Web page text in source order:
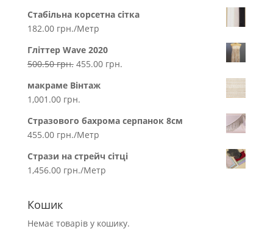
Стабільна корсетна сітка
182.00 грн./Метр
Гліттер Wave 2020
500.50грн. 455.00 грн.
макраме Вінтаж
1,001.00 грн.
Стразового бахрома серпанок 8см
455.00 грн./Метр
Стрази на стрейч сітці
1,456.00 грн./Метр
Кошик
Немає товарів у кошику.